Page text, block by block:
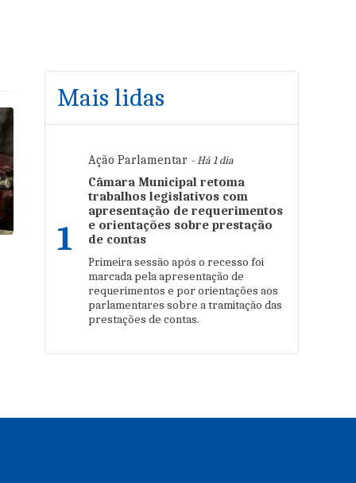
Mais lidas
1
Ação Parlamentar - Há 1 dia
Câmara Municipal retoma
trabalhos legislativos com
apresentação de requerimentos
e orientações sobre prestação
de contas
Primeira sessão após o recesso foi
marcada pela apresentação de
requerimentos e por orientações aos
parlamentares sobre a tramitação das
prestações de contas.